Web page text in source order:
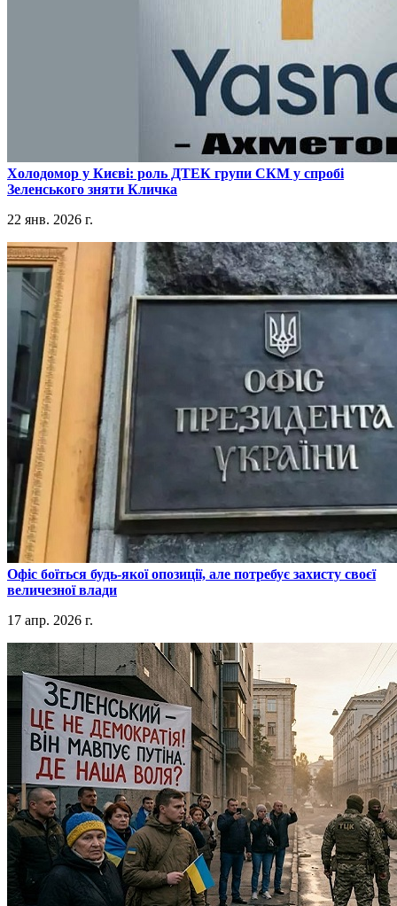
​Холодомор у Києві: роль ДТЕК групи СКМ у спробі
Зеленського зняти Кличка
22 янв. 2026 г.
​Офіс боїться будь-якої опозиції, але потребує захисту своєї
величезної влади
17 апр. 2026 г.